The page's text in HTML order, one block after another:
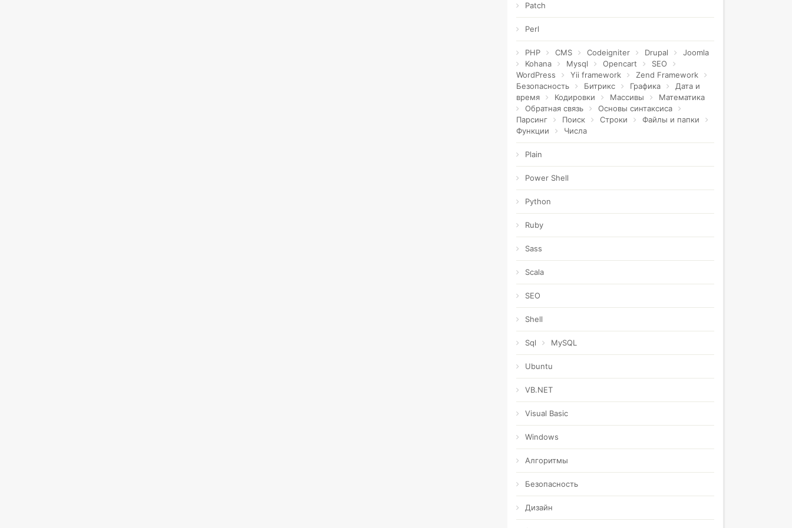
Patch
Perl
PHP CMS Codeigniter Drupal
Joomla
Kohana
Mysql Opencart
SEO
WordPress
Yii framework
Zend Framework
Безопасность
Битрикс Графика
Дата и
время
Кодировки Массивы
Математика
Обратная связь
Основы синтаксиса
Парсинг
Поиск Строки
Файлы и папки
Функции
Числа
Plain
Power Shell
Python
Ruby
Sass
Scala
SEO
Shell
Sql MySQL
Ubuntu
VB.NET
Visual Basic
Windows
Алгоритмы
Безопасность
Дизайн